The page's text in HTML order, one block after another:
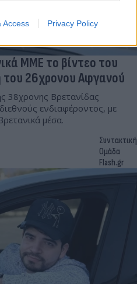
Access Privacy Policy
ΜΜΕ το βίντεο του
του 26χρονου Αφγανού
38χρονης Βρετανίδας
ενδιαφέροντος, με
μέσα.
Συντακτική
Ομάδα
Flash.gr